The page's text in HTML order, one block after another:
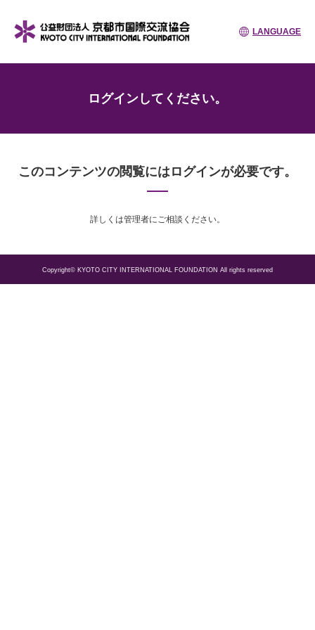
LANGUAGE
ログインしてください。
このコンテンツの閲覧にはログインが必要です。
詳しくは管理者にご相談ください。
Copyright© KYOTO CITY INTERNATIONAL FOUNDATION All rights reserved